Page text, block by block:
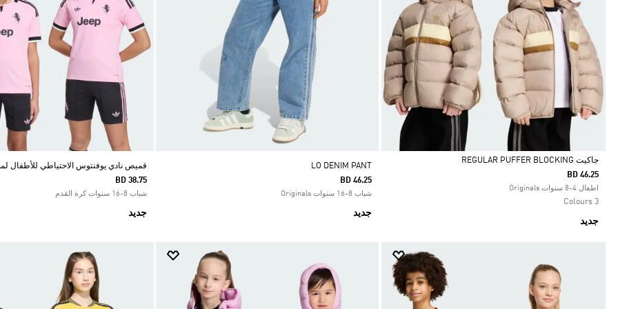
Selected
جاكيت REGULAR PUFFER BLOCKING
BD 46.25
اطفال 4-8 سنوات Originals
3 Colours
جديد
LO DENIM PANT
BD 46.25
شباب 8-16 سنوات Originals
جديد
قميص نادي يوفنتوس الاحتياطي للأطفال لموسم
BD 38.75
شباب 8-16 سنوات كرة القدم
جديد